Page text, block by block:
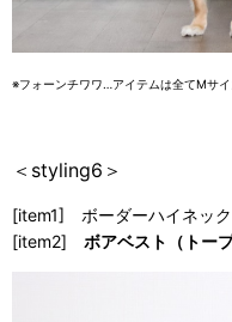
※フォーンチワワ…アイテムは全てMサイ
＜styling6＞
[item1] ボーダーハイネック
[item2] ボアベスト（トープ